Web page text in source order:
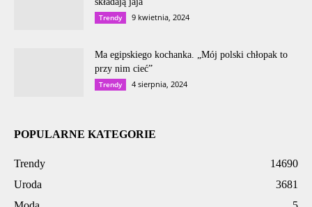
Trendy 9 kwietnia, 2024
Ma egipskiego kochanka. „Mój polski chłopak to
przy nim cieć”
Trendy 4 sierpnia, 2024
POPULARNE KATEGORIE
Trendy
14690
Uroda
3681